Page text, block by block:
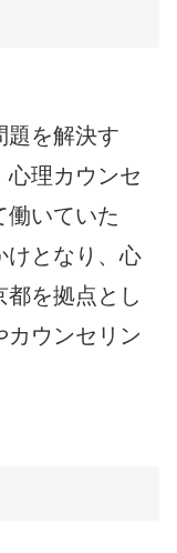
題を解決す
心理カウンセ
働いていた
けとなり、心
を拠点とし
カウンセリン